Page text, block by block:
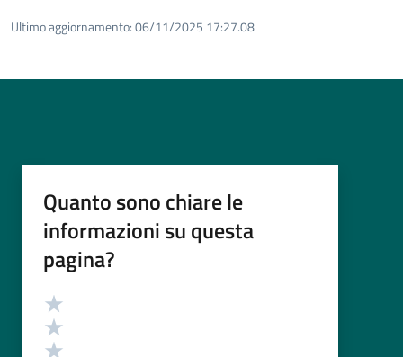
Ultimo aggiornamento:06/11/2025 17:27.08
Quanto sono chiare le
informazioni su questa
pagina?
Valutazione